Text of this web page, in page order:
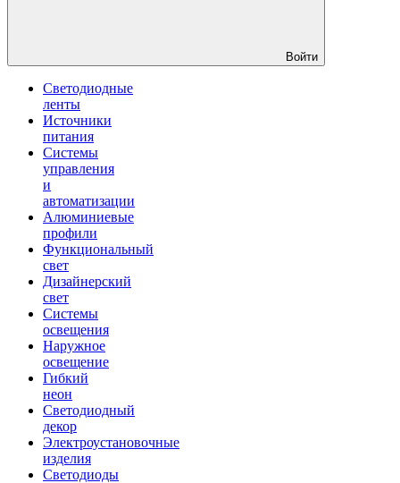
Войти
Светодиодные
ленты
Источники
питания
Системы
управления
и
автоматизации
Алюминиевые
профили
Функциональный
свет
Дизайнерский
свет
Системы
освещения
Наружное
освещение
Гибкий
неон
Светодиодный
декор
Электроустановочные
изделия
Светодиоды